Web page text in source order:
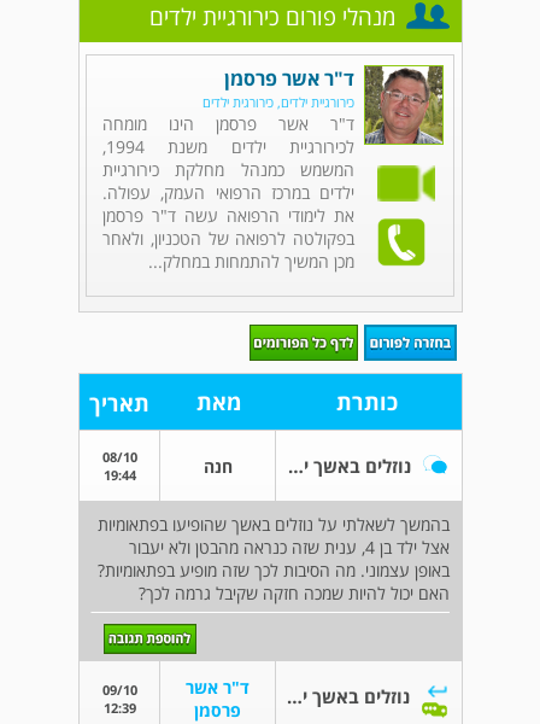
מנהלי פורום כירורגיית ילדים
ד"ר אשר פרסמן
כירורגיית ילדים, כירורגית ילדים
ד"ר אשר פרסמן הינו מומחה
לכירורגיית ילדים משנת 1994,
המשמש כמנהל מחלקת כירורגיית
ילדים במרכז הרפואי העמק, עפולה.
את לימודי הרפואה עשה ד"ר פרסמן
בפקולטה לרפואה של הטכניון, ולאחר
מכן המשיך להתמחות במחלק...
כותרת מאת תאריך
נוזלים באשך ילד בן 4 המשך חנה
08/10
19:44
בהמשך לשאלתי על נוזלים באשך שהופיעו בפתאומיות
אצל ילד בן 4, ענית שזה כנראה מהבטן ולא יעבור
באופן עצמוני. מה הסיבות לכך שזה מופיע בפתאומיות?
האם יכול להיות שמכה חזקה שקיבל גרמה לכך?
נוזלים באשך ילד בן 4 המשך
ד"ר אשר
פרסמן
09/10
12:39